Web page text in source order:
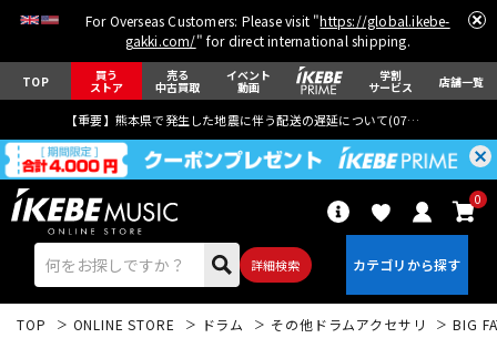
For Overseas Customers: Please visit "https://global.ikebe-
gakki.com/" for direct international shipping.
TOP 買う
ストア
売る
中古買取
イベント
動画
学割
サービス 店舗一覧
【重要】熊本県で発生した地震に伴う配送の遅延について(07月29日
詳細検索
0
TOP ONLINE STORE ドラム その他ドラムアクセサリ BIG